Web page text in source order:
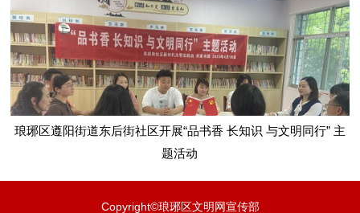
琅琊区遵阳街道东后街社区开展“品书香 长知识 与文明同行” 主
题活动
Copyright©琅琊区文明网宣传部